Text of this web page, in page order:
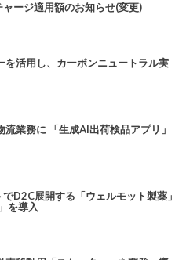
ージ適用額のお知らせ(変更)
活用し、カーボンニュートラル実
業務に 「生成AI出荷検品アプリ」
D2C展開する「ウェルモット製薬」
を導入